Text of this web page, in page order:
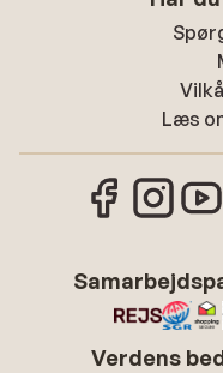
Læs
Verdens